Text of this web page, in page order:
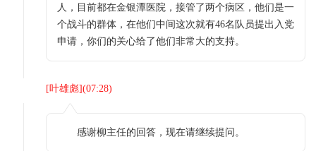
人，目前都在金银潭医院，接管了两个病区，他们是一
个战斗的群体，在他们中间这次就有46名队员提出入党
申请，你们的关心给了他们非常大的支持。
[叶雄彪](07:28)
感谢柳主任的回答，现在请继续提问。